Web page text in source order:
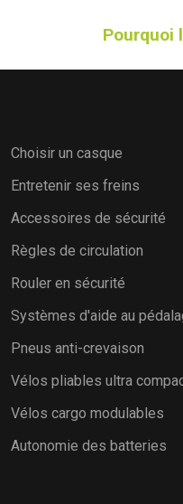
Pourquoi
Choisir un casque
Entretenir ses freins
Accessoires de sécurité
Règles de circulation
Rouler en sécurité
Systèmes d'aide au
Pneus anti-crevaison
Vélos pliables ultra
Vélos cargo modulables
Autonomie des batteries